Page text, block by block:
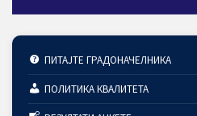
ПИТАЈТЕ ГРАДОНАЧЕЛНИКА
ПОЛИТИКА КВАЛИТЕТА